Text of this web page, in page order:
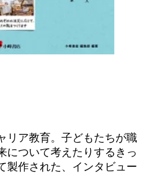
リア教育。子どもたちが職
について考えたりするきっ
製作された、インタビュー